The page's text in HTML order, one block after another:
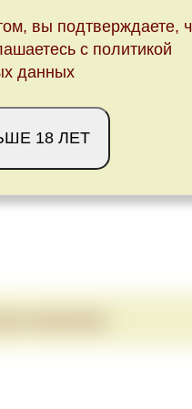
вы подтверждаете,
с политикой
данных
18 ЛЕТ